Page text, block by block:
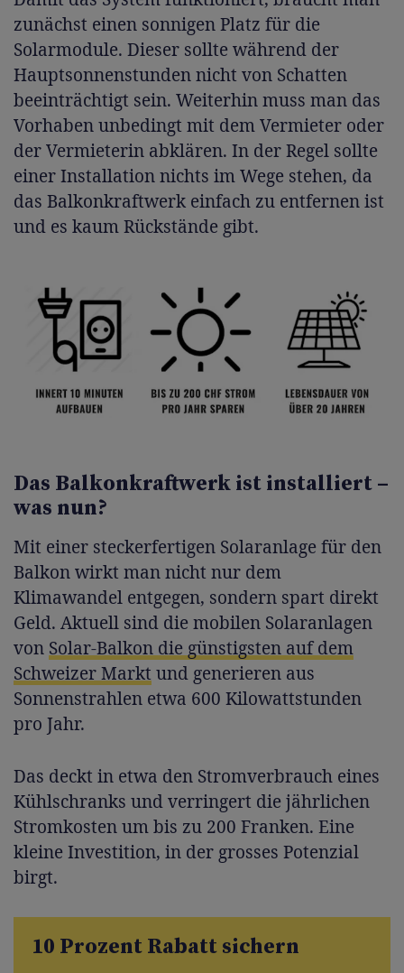
zunächst einen sonnigen Platz für die
Solarmodule. Dieser sollte während der
Hauptsonnenstunden nicht von Schatten
beeinträchtigt sein. Weiterhin muss man das
Vorhaben unbedingt mit dem Vermieter oder
der Vermieterin abklären. In der Regel sollte
einer Installation nichts im Wege stehen, da
das Balkonkraftwerk einfach zu entfernen ist
und es kaum Rückstände gibt.
Das Balkonkraftwerk ist installiert –
was nun?
Mit einer steckerfertigen Solaranlage für den
Balkon wirkt man nicht nur dem
Klimawandel entgegen, sondern spart direkt
Geld. Aktuell sind die mobilen Solaranlagen
von Solar-Balkon die günstigsten auf dem
Schweizer Markt und generieren aus
Sonnenstrahlen etwa 600 Kilowattstunden
pro Jahr.
Das deckt in etwa den Stromverbrauch eines
Kühlschranks und verringert die jährlichen
Stromkosten um bis zu 200 Franken. Eine
kleine Investition, in der grosses Potenzial
birgt.
10 Prozent Rabatt sichern